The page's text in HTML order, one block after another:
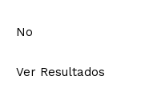
No
Ver Resultados